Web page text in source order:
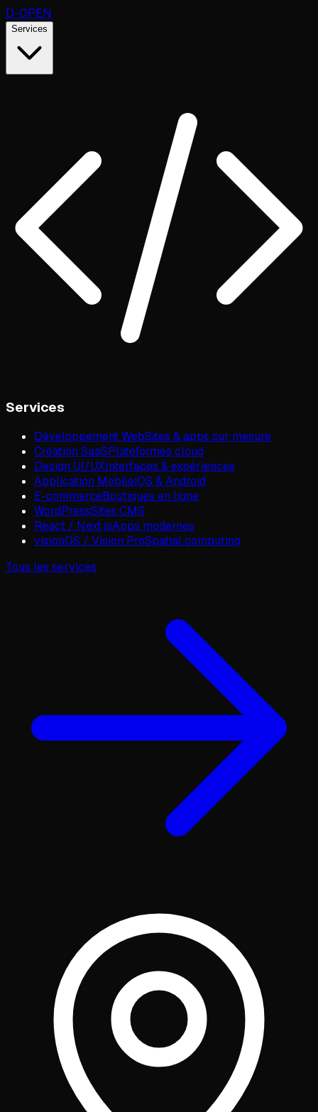
D-OPEN
Services
Services
Développement WebSites & apps sur mesure
Création SaaSPlateformes cloud
Design UI/UXInterfaces & expériences
Application MobileiOS & Android
E-commerceBoutiques en ligne
WordPressSites CMS
React / Next.jsApps modernes
visionOS / Vision ProSpatial computing
Tous les services